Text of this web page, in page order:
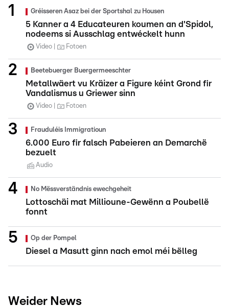
Gréisseren Asaz bei der Sportshal zu Housen
5 Kanner a 4 Educateuren koumen an d'Spidol,
nodeems si Ausschlag entwéckelt hunn
Video Fotoen
Beetebuerger Buergermeeschter
Metallwäert vu Kräizer a Figure kéint Grond fir
Vandalismus u Griewer sinn
Video Fotoen
Frauduléis Immigratioun
6.000 Euro fir falsch Pabeieren an Demarchë
bezuelt
Audio
No Mëssverständnis ewechgeheit
Lottoschäi mat Millioune-Gewënn a Poubellë
fonnt
Op der Pompel
Diesel a Masutt ginn nach emol méi bëlleg
Weider News